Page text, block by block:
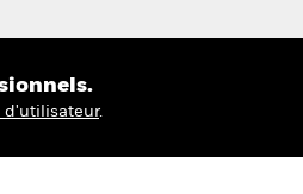
d'utilisateur.